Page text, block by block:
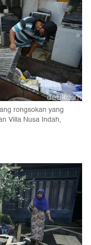
rongsokan yang
Villa Nusa Indah,